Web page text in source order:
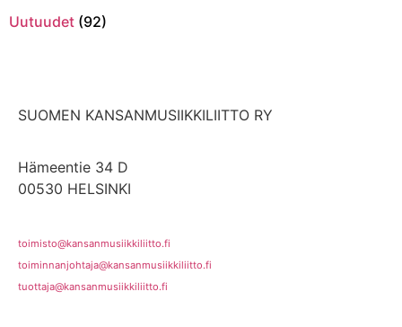
Uutuudet (92)
SUOMEN KANSANMUSIIKKILIITTO RY
Hämeentie 34 D
00530 HELSINKI
toimisto@kansanmusiikkiliitto.fi
toiminnanjohtaja@kansanmusiikkiliitto.fi
tuottaja@kansanmusiikkiliitto.fi